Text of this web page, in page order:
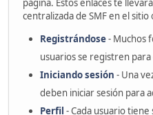
página. Estos enlaces te
centralizada de SMF en el
Registrándose- Muchos
usuarios se registren
Iniciando sesión - Una
deben iniciar sesión para
Perfil - Cada usuario